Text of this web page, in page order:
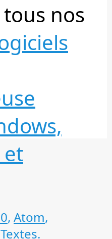
nos
et
, Atom,
Textes.